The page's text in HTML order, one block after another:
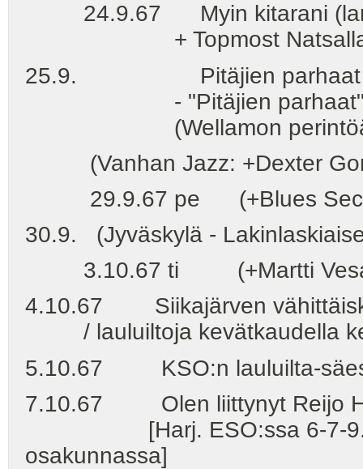
24.9.67 Myin kitarani
+ Topmost
25.9. Pitäjien parhaat klo
- "Pitäjien parhaat" -
(Wellamon perintöä
(Vanhan Jazz: +Dexter
29.9.67 pe (+Blues
30.9. (Jyväskylä -
3.10.67 ti (+Martti
4.10.67 Siikajärven
/ lauluiltoja kevätkaudella
5.10.67 KSO:n lauluilta-
7.10.67 Olen liittynyt Reijo
[Harj. ESO:ssa 6-7-9.10.
osakunnassa]